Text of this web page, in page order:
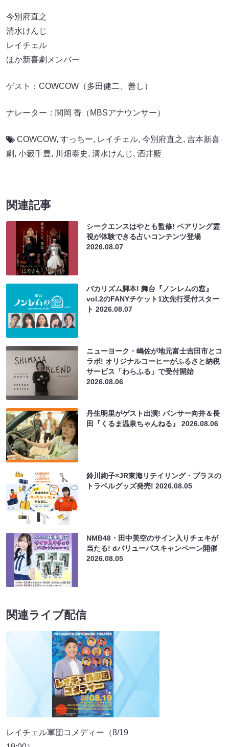
今別府直之
清水けんじ
レイチェル
ほか新喜劇メンバー
ゲスト：COWCOW（多田健二、善し）
ナレーター：関岡 香（MBSアナウンサー）
COWCOW, すっちー, レイチェル, 今別府直之, 吉本新喜
劇 , 小籔千豊, 川畑泰史, 清水けんじ, 酒井藍
関連記事
シークエンスはやとも監修! ペアリング霊
視が体験できる占いコンテンツ登場
2026.08.07
バカリズム脚本! 舞台『ノンレムの窓』
vol.2のFANYチケット1次先行受付スター
ト2026.08.07
ニューヨーク・嶋佐が地元富士吉田市とコ
ラボ! オリジナルコーヒーがふるさと納税
サービス「わらふる」で受付開始
2026.08.06
丹生明里がゲスト出演! パンサー向井＆長
田『くるま温泉ちゃんねる』2026.08.06
鈴川絢子×JR東海リテイリング・プラスの
トラベルグッズ発売!2026.08.05
NMB48・田中美空のサイン入りチェキが
当たる! dバリューパスキャンペーン開催
2026.08.05
関連ライブ配信
レイチェル軍団コメディー（8/19